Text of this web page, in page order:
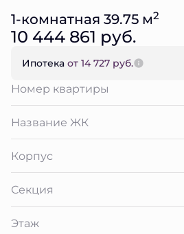
1-комнатная 39.75 м2
10 444 861 руб.
Ипотека от 14 727 руб.
Номер квартиры
Название ЖК
Корпус
Секция
Этаж